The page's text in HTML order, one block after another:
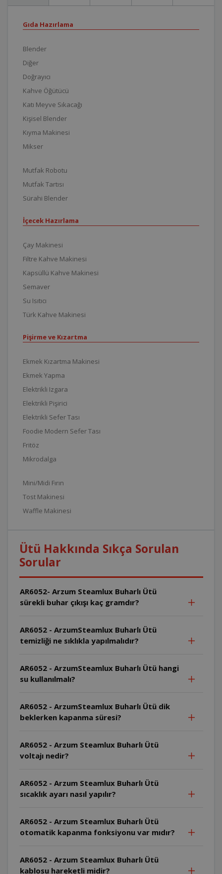
Gıda Hazırlama
Blender
Diğer
Doğrayıcı
Kahve Öğütücü
Katı Meyve Sıkacağı
Kişisel Blender
Kıyma Makinesi
Mikser
Mutfak Robotu
Mutfak Tartısı
Sürahi Blender
İçecek Hazırlama
Çay Makinesi
Filtre Kahve Makinesi
Kapsüllü Kahve Makinesi
Semaver
Su Isıtıcı
Türk Kahve Makinesi
Pişirme ve Kızartma
Ekmek Kızartma Makinesi
Ekmek Yapma
Elektrikli Izgara
Elektrikli Pişirici
Elektrikli Sefer Tası
Foodie Modern Sefer Tası
Fritöz
Mikrodalga
Mini/Midi Fırın
Tost Makinesi
Waffle Makinesi
Ütü Hakkında Sıkça Sorulan
Sorular
AR6052- Arzum Steamlux Buharlı Ütü
sürekli buhar çıkışı kaç gramdır?
AR6052 - ArzumSteamlux Buharlı Ütü
temizliği ne sıklıkla yapılmalıdır?
AR6052 - ArzumSteamlux Buharlı Ütü hangi
su kullanılmalı?
AR6052 - ArzumSteamlux Buharlı Ütü dik
beklerken kapanma süresi?
AR6052 - Arzum Steamlux Buharlı Ütü
voltajı nedir?
AR6052 - Arzum Steamlux Buharlı Ütü
sıcaklık ayarı nasıl yapılır?
AR6052 - Arzum Steamlux Buharlı Ütü
otomatik kapanma fonksiyonu var mıdır?
AR6052 - Arzum Steamlux Buharlı Ütü
kablosu hareketli midir?